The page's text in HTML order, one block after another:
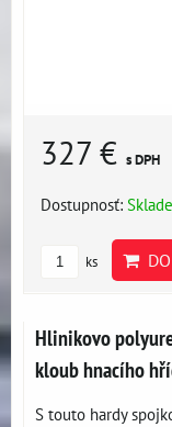
327 € s DPH
Dostupnosť:
ks DO
Hlinikovo
kloub hnacího
S touto hardy